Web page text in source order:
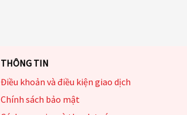
THÔNG TIN
Điều khoản và điều kiện giao dịch
Chính sách bảo mật